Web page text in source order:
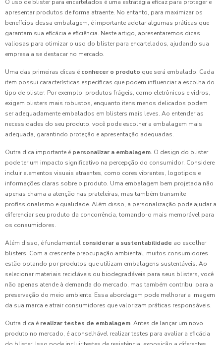
O uso de blister para encartelados é uma estratégia eficaz para proteger e
apresentar produtos de forma atraente. No entanto, para maximizar os
benefícios dessa embalagem, é importante adotar algumas práticas que
garantam sua eficácia e eficiência. Neste artigo, apresentaremos dicas
valiosas para otimizar o uso do blister para encartelados, ajudando sua
empresa a se destacar no mercado.
Uma das primeiras dicas é conhecer o produto que será embalado. Cada
item possui características específicas que podem influenciar a escolha do
tipo de blister. Por exemplo, produtos frágeis, como eletrônicos e vidros,
exigem blisters mais robustos, enquanto itens menos delicados podem
ser adequadamente embalados em blisters mais leves. Ao entender as
necessidades do seu produto, você pode escolher a embalagem mais
adequada, garantindo proteção e apresentação adequadas.
Outra dica importante é personalizar a embalagem. O design do blister
pode ter um impacto significativo na percepção do consumidor. Considere
incluir elementos visuais atraentes, como cores vibrantes, logotipos e
informações claras sobre o produto. Uma embalagem bem projetada não
apenas chama a atenção nas prateleiras, mas também transmite
profissionalismo e qualidade. Além disso, a personalização pode ajudar a
diferenciar seu produto da concorrência, tornando-o mais memorável para
os consumidores.
Além disso, é fundamental considerar a sustentabilidade ao escolher
blisters. Com a crescente preocupação ambiental, muitos consumidores
estão optando por produtos que utilizam embalagens sustentáveis. Ao
selecionar materiais recicláveis ou biodegradáveis para seus blisters, você
não apenas atende à demanda do mercado, mas também contribui para a
preservação do meio ambiente. Essa abordagem pode melhorar a imagem
da sua marca e atrair consumidores que valorizam práticas responsáveis.
Outra dica é realizar testes de embalagem. Antes de lançar um novo
produto no mercado, é aconselhável realizar testes para avaliar a eficácia